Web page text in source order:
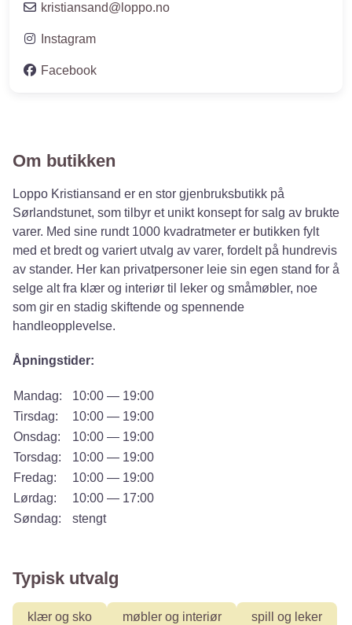
kristiansand@ loppo.no
Instagram
Facebook
Om butikken
Loppo Kristiansand er en stor gjenbruksbutikk på
Sørlandstunet, som tilbyr et unikt konsept for salg av brukte
varer. Med sine rundt 1000 kvadratmeter er butikken fylt
med et bredt og variert utvalg av varer, fordelt på hundrevis
av stander. Her kan privatpersoner leie sin egen stand for å
selge alt fra klær og interiør til leker og småmøbler, noe
som gir en stadig skiftende og spennende
handleopplevelse.
Åpningstider:
Mandag:
10:00 — 19:00
Tirsdag:
10:00 — 19:00
Onsdag:
10:00 — 19:00
Torsdag:
10:00 — 19:00
Fredag:
10:00 — 19:00
Lørdag:
10:00 — 17:00
Søndag:
stengt
Typisk utvalg
klær og sko møbler og interiør spill og leker